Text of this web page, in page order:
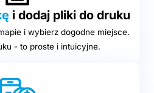
i dodaj pliki do druku
i wybierz dogodne miejsce.
- to proste i intuicyjne.